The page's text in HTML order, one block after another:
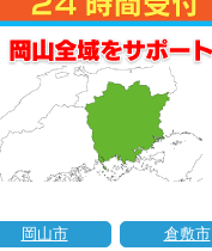
岡山市
倉敷市